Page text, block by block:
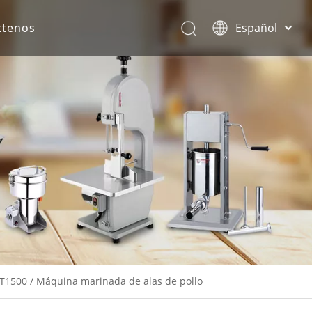
Español
English
/ Máquina marinada de alas de pollo